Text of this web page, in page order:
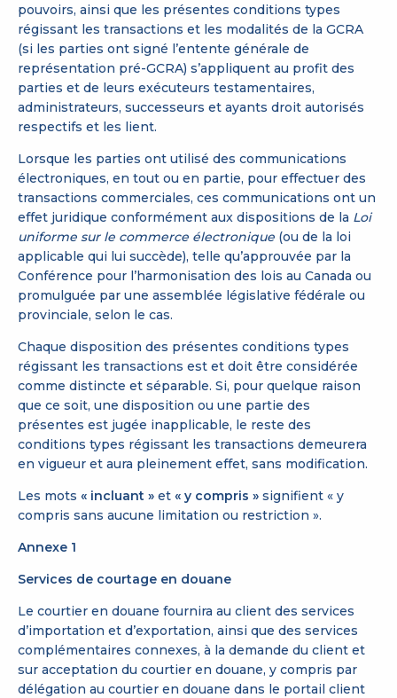
pouvoirs, ainsi que les présentes conditions types
régissant les transactions et les modalités de la GCRA
(si les parties ont signé l’entente générale de
représentation pré-GCRA) s’appliquent au profit des
parties et de leurs exécuteurs testamentaires,
administrateurs, successeurs et ayants droit autorisés
respectifs et les lient.
Lorsque les parties ont utilisé des communications
électroniques, en tout ou en partie, pour effectuer des
transactions commerciales, ces communications ont un
effet juridique conformément aux dispositions de la Loi
uniforme sur le commerce électronique (ou de la loi
applicable qui lui succède), telle qu’approuvée par la
Conférence pour l’harmonisation des lois au Canada ou
promulguée par une assemblée législative fédérale ou
provinciale, selon le cas.
Chaque disposition des présentes conditions types
régissant les transactions est et doit être considérée
comme distincte et séparable. Si, pour quelque raison
que ce soit, une disposition ou une partie des
présentes est jugée inapplicable, le reste des
conditions types régissant les transactions demeurera
en vigueur et aura pleinement effet, sans modification.
Les mots « incluant » et « y compris » signifient « y
compris sans aucune limitation ou restriction ».
Annexe 1
Services de courtage en douane
Le courtier en douane fournira au client des services
d’importation et d’exportation, ainsi que des services
complémentaires connexes, à la demande du client et
sur acceptation du courtier en douane, y compris par
délégation au courtier en douane dans le portail client